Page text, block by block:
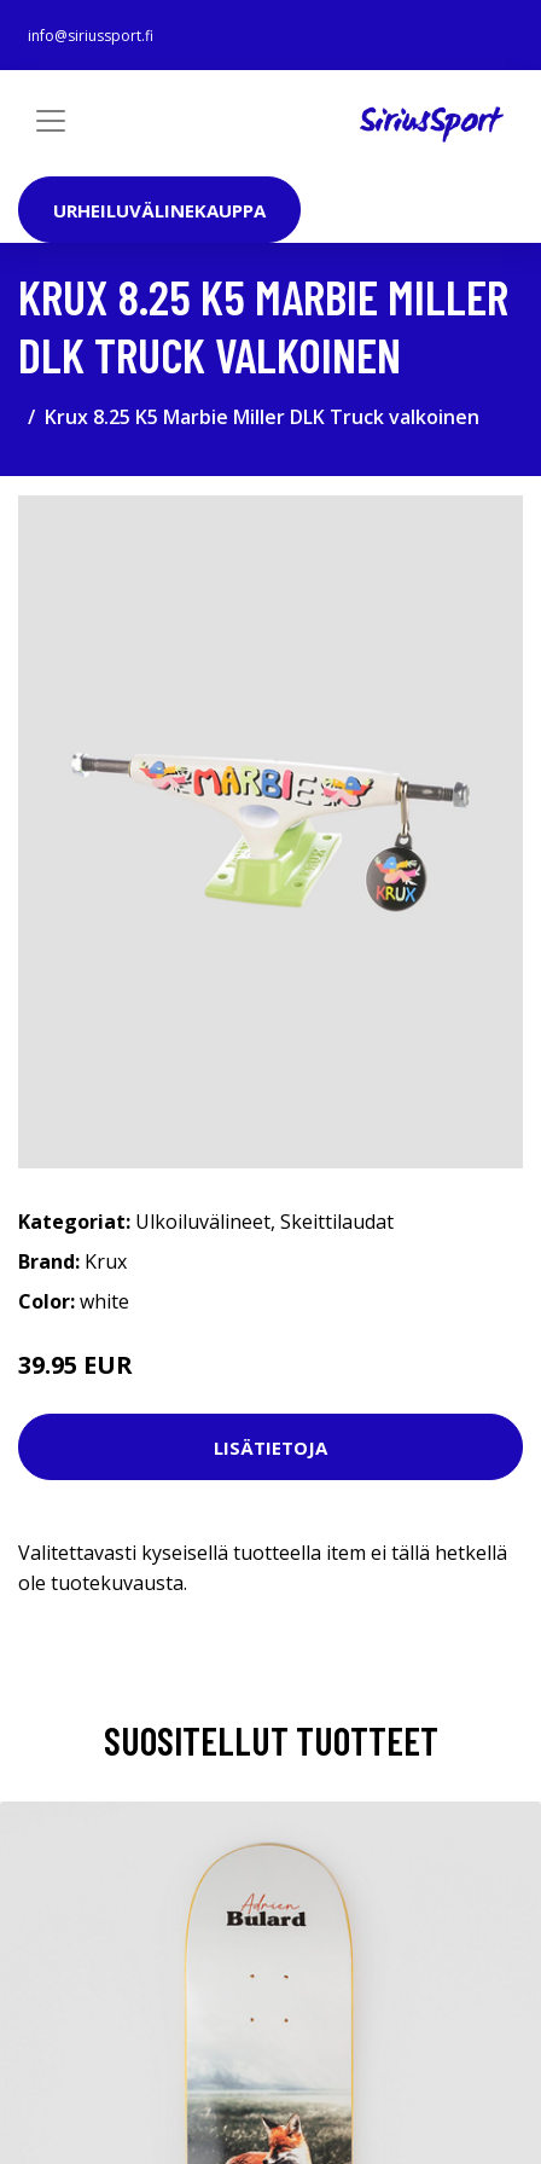
info@siriussport.fi
URHEILUVÄLINEKAUPPA
KRUX 8.25 K5 MARBIE MILLER
DLK TRUCK VALKOINEN
Krux 8.25 K5 Marbie Miller DLK Truck valkoinen
Kategoriat: Ulkoiluvälineet, Skeittilaudat
Brand: Krux
Color:white
39.95 EUR
LISÄTIETOJA
Valitettavasti kyseisellä tuotteella item ei tällä hetkellä
ole tuotekuvausta.
SUOSITELLUT TUOTTEET